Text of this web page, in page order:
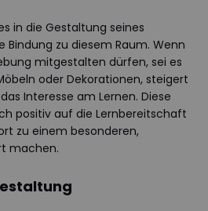
in die Gestaltung seines
Bindung zu diesem Raum. Wenn
mitgestalten dürfen, sei es
oder Dekorationen, steigert
Interesse am Lernen. Diese
positiv auf die Lernbereitschaft
zu einem besonderen,
machen.